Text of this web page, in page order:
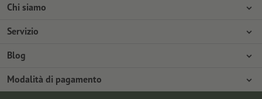
Chi siamo
Azienda
Tutela ambientale
Servizio
Modalità di pagamento
Spedizione
Blog
Tutorial Photoshop
Modalità di pagamento